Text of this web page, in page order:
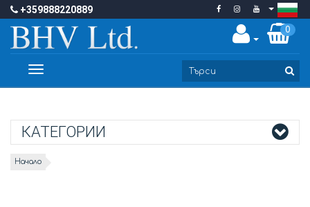
+359888220889
0
Toggle
КАТЕГОРИИ
Начало